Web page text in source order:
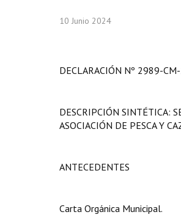
10 Junio 2024
DECLARACIÓN Nº 2989-
DESCRIPCIÓN SINTÉTICA:
ASOCIACIÓN DE PESCA Y
ANTECEDENTES
Carta Orgánica Municipal.